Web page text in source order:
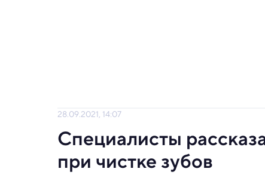
28.09.2021, 14:07
Специалисты
при чистке зубов